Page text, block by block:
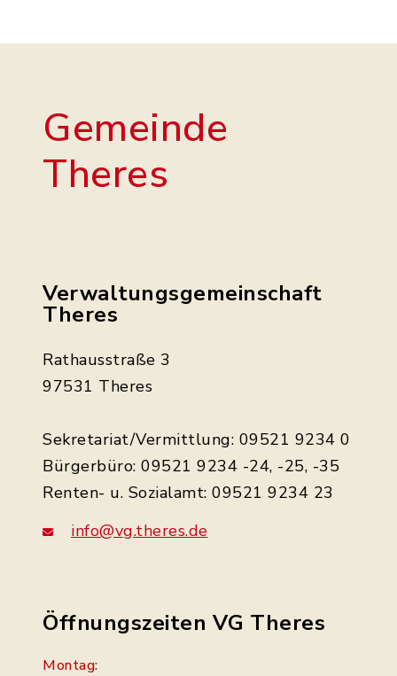
Gemeinde
Theres
Verwaltungsgemeinschaft
Theres
Rathausstraße 3
97531 Theres
Sekretariat/Vermittlung: 09521 9234 0
Bürgerbüro: 09521 9234 -24, -25, -35
Renten- u. Sozialamt: 09521 9234 23
info@vg.theres.de
Öffnungszeiten VG Theres
Montag: